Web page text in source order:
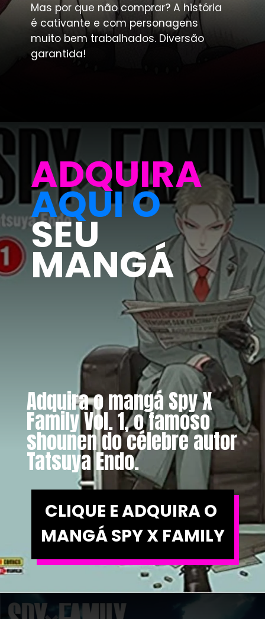
Mas por que não comprar? A história
é cativante e com personagens
muito bem trabalhados. Diversão
garantida!
ADQUIRA
AQUI O
SEU
MANGÁ
CLIQUE E ADQUIRA O
MANGÁ SPY X FAMILY
Adquira o mangá Spy X
Family Vol. 1, o famoso
shounen do célebre autor
Tatsuya Endo.